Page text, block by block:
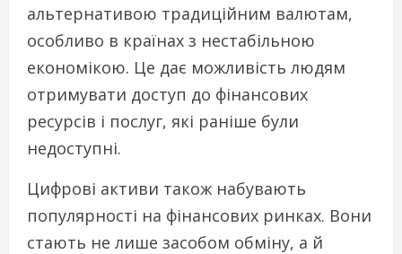
альтернативою традиційним валютам,
особливо в країнах з нестабільною
економікою. Це дає можливість людям
отримувати доступ до фінансових
ресурсів і послуг, які раніше були
недоступні.
Цифрові активи також набувають
популярності на фінансових ринках. Вони
стають не лише засобом обміну, а й